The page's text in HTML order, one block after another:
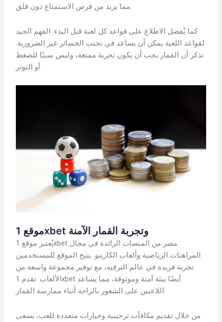
مما يزيد من فرص الاستمتاع دون قلق.
كما يُفضل الاطلاع على قواعد كل لعبة قبل البدء. الفهم الجيد
لقواعد اللعبة يمكن أن يساعد في تجنب الخسائر غير الضرورية.
تذكر أن القمار يجب أن يكون تجربة ممتعة، وليس سببًا للضغط
أو التوتر.
موقع 1xbet وتجربة القمار الآمنة
يُعتبر موقع 1xbet مصر من المنصات الرائدة في مجال
المراهنات الرياضية وألعاب الكازينو. يتيح الموقع للمستخدمين
تجربة فريدة في عالم الترفيه، مع توفير مجموعة واسعة من
الألعاب. تقدم 1xbet أيضًا بيئة آمنة وموثوقة، مما يساعد
اللاعبين على الشعور بالراحة أثناء ممارسة القمار.
من خلال تقديم مكافآت ترحيبية وخيارات متعددة للعب، يسعى